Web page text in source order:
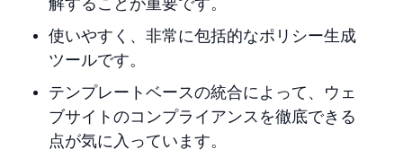
使いやすく、非常に包括的なポリシー生成
ツールです。
テンプレートベースの統合によって、ウェ
ブサイトのコンプライアンスを徹底できる
点が気に入っています。